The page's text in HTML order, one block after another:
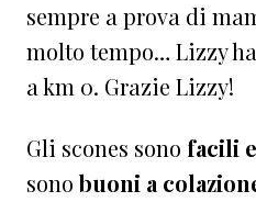
sempre a prova di
molto tempo… Lizzy
a km 0. Grazie Lizzy!
Gli scones sono facili
sonobuoni a